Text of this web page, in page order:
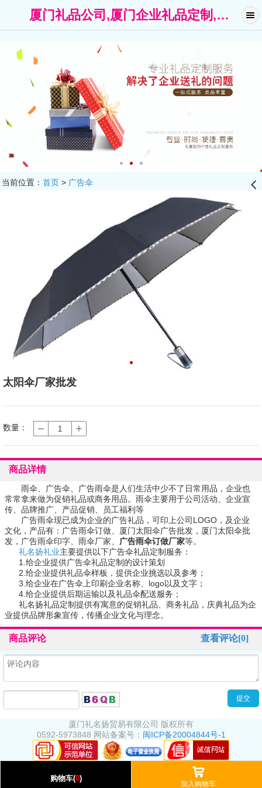
厦门礼品公司,厦门企业礼品定制,广告礼品-厦门礼名扬礼品公司
1 2 3
当前位置： 首页> 广告伞 󰊒
太阳伞厂家批发
数量：
商品详情
雨伞、广告伞、广告雨伞是人们生活中少不了日常用品，企业也
常常拿来做为促销礼品或商务用品。雨伞主要用于公司活动、企业宣
传、品牌推广、产品促销、员工福利等
广告雨伞现已成为企业的广告礼品，可印上公司LOGO，及企业
文化，产品有：广告雨伞订做、厦门太阳伞广告批发，厦门太阳伞批
发，广告雨伞印字、雨伞厂家、 广告雨伞订做厂家等。
礼名扬礼业主要提供以下广告伞礼品定制服务：
1. 给企业提供广告伞礼品定制的设计策划
2. 给企业提供礼品伞样板，提供企业挑选以及参考；
3. 给企业在广告伞上印刷企业名称、 logo以及文字；
4. 给企业提供后期运输以及礼品伞配送服务；
礼名扬礼品定制提供有寓意的促销礼品、商务礼品，庆典礼品为企
业提供品牌形象宣传，传播企业文化与理念。
查看评论[0]
商品评论
厦门礼名扬贸易有限公司 版权所有
0592-5973848 网站备案号： 闽ICP备20004844号-1
购物车(0)
󰅹
加入购物车